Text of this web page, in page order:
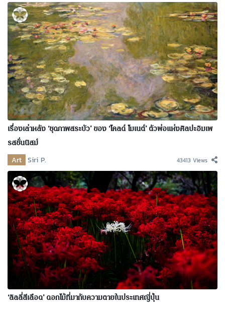
เรื่องเล่าหลัง ‘ชุดภาพสระบัว’ ของ ‘โคลด์ โมเนต์’ ตัวพ่อแห่งศิลปะอิมเพ
รสชั่นนิสม์
Art Siri P. 43413 Views
‘ลิลลี่สีเลือด’ ดอกไม้ที่มากับความตายในประเทศญี่ปุ่น